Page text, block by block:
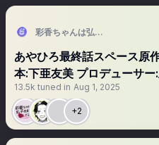
彩香ちゃんは弘子先輩に恋し
あやひろ最終話スペース原
本:下亜友美 プロデューサー
13.5k tuned in Aug 1, 2025
+2